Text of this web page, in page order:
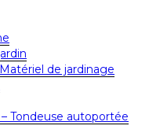
de jardinage
Tondeuse autoportée